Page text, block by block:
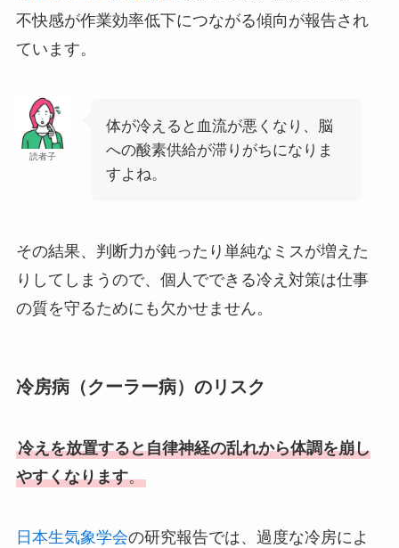
不快感が作業効率低下につながる傾向が報告され
ています。
読者子
体が冷えると血流が悪くなり、脳
への酸素供給が滞りがちになりま
すよね。
その結果、判断力が鈍ったり単純なミスが増えた
りしてしまうので、個人でできる冷え対策は仕事
の質を守るためにも欠かせません。
冷房病（クーラー病）のリスク
冷えを放置すると自律神経の乱れから体調を崩し
やすくなります。
日本生気象学会の研究報告では、過度な冷房によ